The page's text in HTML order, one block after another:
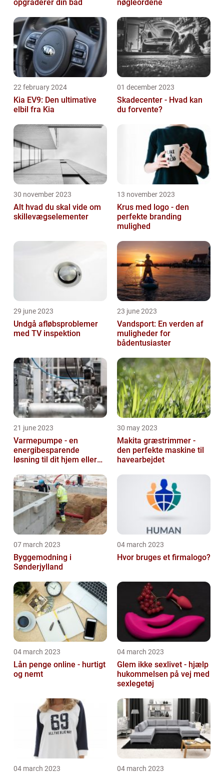
opgraderer din båd nøgleordene
22 february 2024
Kia EV9: Den ultimative
elbil fra Kia
01 december 2023
Skadecenter - Hvad kan
du forvente?
30 november 2023
Alt hvad du skal vide om
skillevægselementer
13 november 2023
Krus med logo - den
perfekte branding
mulighed
29 june 2023
Undgå afløbsproblemer
med TV inspektion
23 june 2023
Vandsport: En verden af
muligheder for
bådentusiaster
21 june 2023
Varmepumpe - en
energibesparende
løsning til dit hjem eller
30 may 2023
Makita græstrimmer -
den perfekte maskine til
havearbejdet
07 march 2023
Byggemodning i
Sønderjylland
04 march 2023
Hvor bruges et firmalogo?
04 march 2023
Lån penge online - hurtigt
og nemt
04 march 2023
Glem ikke sexlivet - hjælp
hukommelsen på vej med
sexlegetøj
04 march 2023 04 march 2023